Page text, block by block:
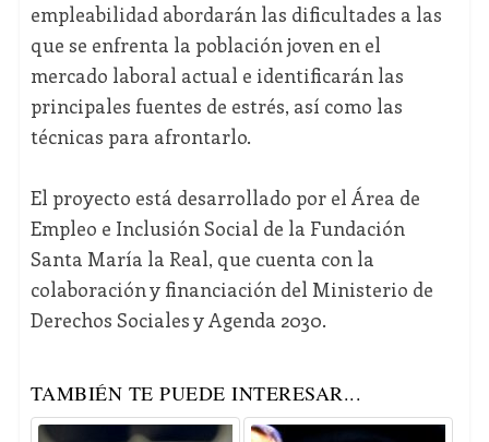
empleabilidad abordarán las dificultades a las
que se enfrenta la población joven en el
mercado laboral actual e identificarán las
principales fuentes de estrés, así como las
técnicas para afrontarlo.
El proyecto está desarrollado por el Área de
Empleo e Inclusión Social de la Fundación
Santa María la Real, que cuenta con la
colaboración y financiación del Ministerio de
Derechos Sociales y Agenda 2030.
TAMBIÉN TE PUEDE INTERESAR...